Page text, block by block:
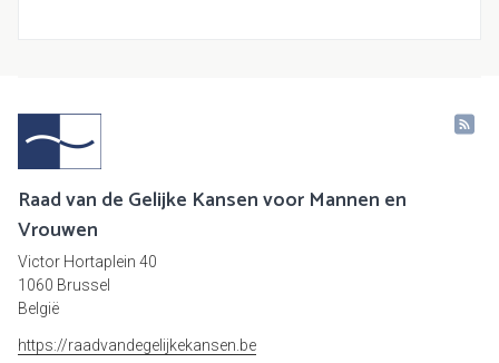
Raad van de Gelijke Kansen voor Mannen en
Vrouwen
Victor Hortaplein 40
1060 Brussel
België
https://raadvandegelijkekansen.be